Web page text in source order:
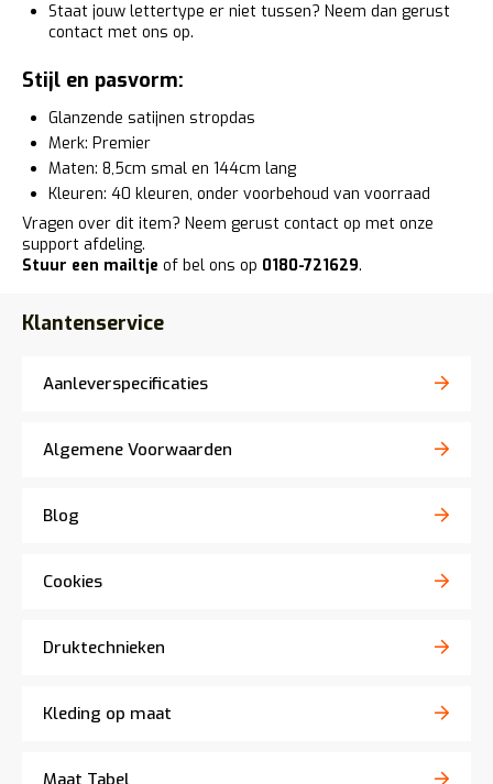
Staat jouw lettertype er niet tussen? Neem dan gerust
contact met ons op.
Stijl en pasvorm:
Glanzende satijnen stropdas
Merk: Premier
Maten: 8,5cm smal en 144cm lang
Kleuren: 40 kleuren, onder voorbehoud van voorraad
Vragen over dit item? Neem gerust contact op met onze
support afdeling.
Stuur een mailtje of bel ons op 0180-721629.
Klantenservice
Aanleverspecificaties
Algemene Voorwaarden
Blog
Cookies
Druktechnieken
Kleding op maat
Maat Tabel